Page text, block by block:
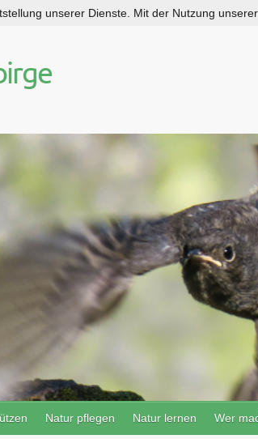
Natur pflegen Natur lernen Wer
unserer Dienste. Mit der Nutzung